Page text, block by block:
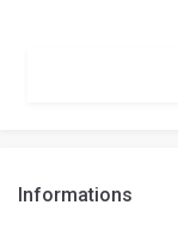
Informations